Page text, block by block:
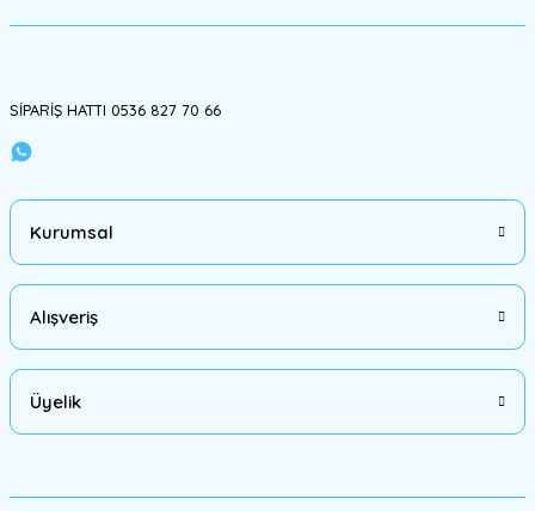
SİPARİŞ HATTI 0536 827 70 66
Kurumsal
Alışveriş
Üyelik